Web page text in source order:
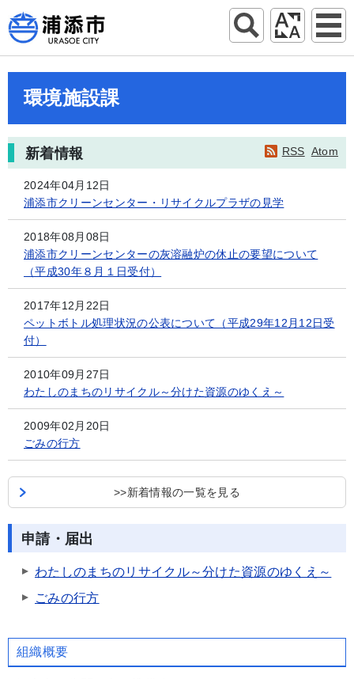
環境施設課
RSS Atom
新着情報
2024年04月12日
浦添市クリーンセンター・リサイクルプラザの見学
2018年08月08日
浦添市クリーンセンターの灰溶融炉の休止の要望について
（平成30年８月１日受付）
2017年12月22日
ペットボトル処理状況の公表について（平成29年12月12日受
付）
2010年09月27日
わたしのまちのリサイクル～分けた資源のゆくえ～
2009年02月20日
ごみの行方
>>新着情報の一覧を見る
申請・届出
わたしのまちのリサイクル～分けた資源のゆくえ～
ごみの行方
組織概要